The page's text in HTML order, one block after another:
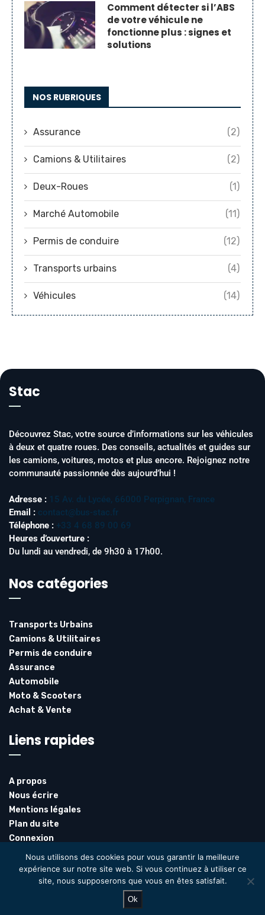
Comment détecter si l’ABS
de votre véhicule ne
fonctionne plus : signes et
solutions
NOS RUBRIQUES
Assurance (2)
Camions & Utilitaires (2)
Deux-Roues (1)
Marché Automobile (11)
Permis de conduire (12)
Transports urbains (4)
Véhicules (14)
Stac
Découvrez Stac, votre source d’informations sur les véhicules
à deux et quatre roues. Des conseils, actualités et guides sur
les camions, voitures, motos et plus encore. Rejoignez notre
communauté passionnée dès aujourd’hui !
Adresse : 15 Av. du Lycée, 66000 Perpignan, France
Email : contact@bus-stac.fr
Téléphone : +33 4 68 89 00 69
Heures d’ouverture :
Du lundi au vendredi, de 9h30 à 17h00.
Nos catégories
Transports Urbains
Camions & Utilitaires
Permis de conduire
Assurance
Automobile
Moto & Scooters
Achat & Vente
Liens rapides
A propos
Nous écrire
Mentions légales
Plan du site
Connexion
Inscription
@2024 – Tous droits réservés. @Stac
Nous utilisons des cookies pour vous garantir la meilleure
expérience sur notre site web. Si vous continuez à utiliser ce
site, nous supposerons que vous en êtes satisfait.
Ok